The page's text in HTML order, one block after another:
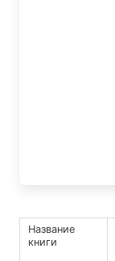
Название
книги